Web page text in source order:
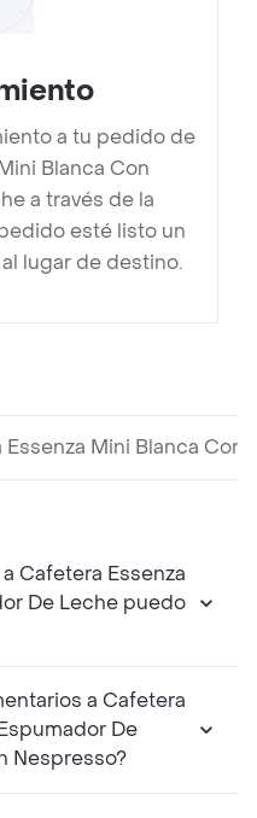
a tu pedido de
Blanca Con
a través de la
esté listo un
lugar de destino.
Mini Blanca Con
Cafetera Essenza
De Leche puedo
a Cafetera
De
Nespresso?